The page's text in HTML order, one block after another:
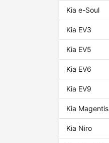
Kia e-Soul
Kia EV3
Kia EV5
Kia EV6
Kia EV9
Kia Magentis
Kia Niro